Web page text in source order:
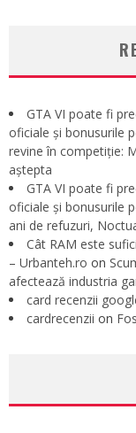
GTA VI poate fi
oficiale și bonusurile
revine în competiție:
aștepta
GTA VI poate fi
oficiale și bonusurile
ani de refuzuri,
Cât RAM este
– Urbanteh.ro on
afectează industria
card recenzii
cardrecenzii on